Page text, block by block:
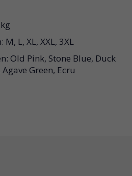
L, XL, XXL, 3XL
Old Pink, Stone Blue, Duck
Green, Ecru